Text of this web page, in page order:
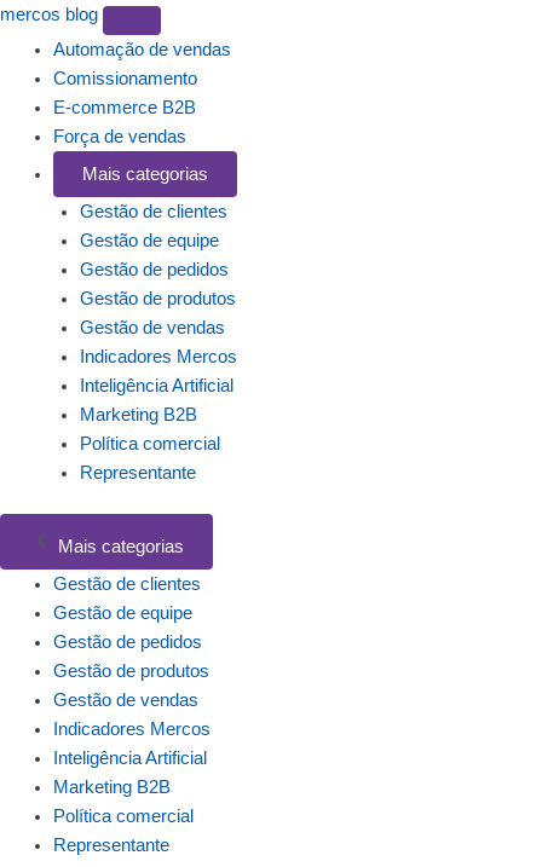
mercos blog
Automação de vendas
Comissionamento
E-commerce B2B
Força de vendas
Mais categorias
Gestão de clientes
Gestão de equipe
Gestão de pedidos
Gestão de produtos
Gestão de vendas
Indicadores Mercos
Inteligência Artificial
Marketing B2B
Política comercial
Representante
Mais categorias
Gestão de clientes
Gestão de equipe
Gestão de pedidos
Gestão de produtos
Gestão de vendas
Indicadores Mercos
Inteligência Artificial
Marketing B2B
Política comercial
Representante